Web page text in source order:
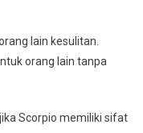
lain kesulitan.
orang lain tanpa
Scorpio memiliki sifat